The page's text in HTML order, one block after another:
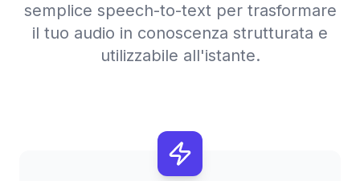
semplice speech-to-text per trasformare
il tuo audio in conoscenza strutturata e
utilizzabile all'istante.